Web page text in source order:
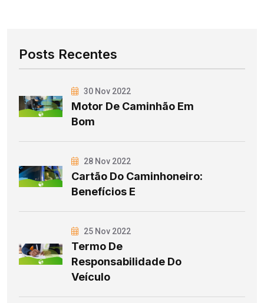
Posts Recentes
30 Nov 2022
Motor De Caminhão Em
Bom
28 Nov 2022
Cartão Do Caminhoneiro:
Benefícios E
25 Nov 2022
Termo De
Responsabilidade Do
Veículo